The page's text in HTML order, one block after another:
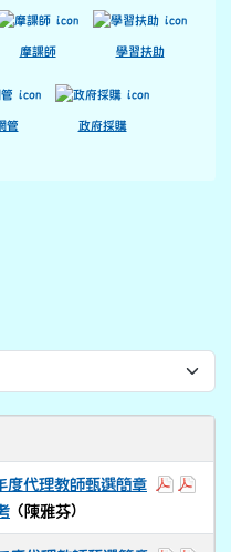
摩課師 學習扶助
管 政府採購
於彈跳
度代理教師甄選簡章
(陳雅芬)